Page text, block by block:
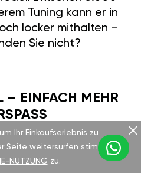
Tuning kann er in
locker mithalten –
Sie nicht?
– EINFACH MEHR
sich in nur 15
Ihr Einkaufserlebnis zu
Seite weitersurfen stimmen
NUTZUNG zu.